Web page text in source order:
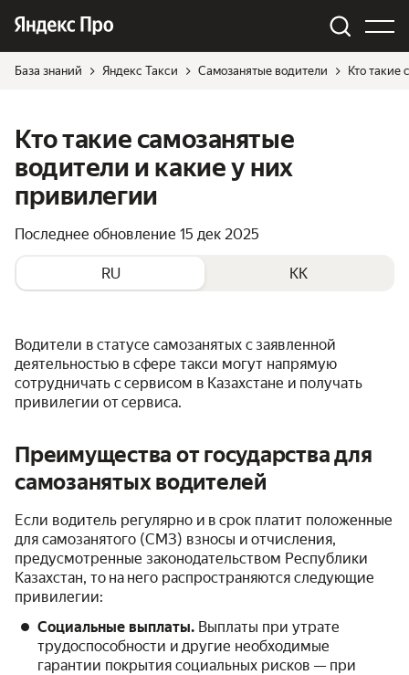
База знаний Яндекс Такси Самозанятые водители Кто такие
Кто такие самозанятые
водители и какие у них
привилегии
Последнее обновление 15 дек 2025
RU KK
Водители в статусе самозанятых с заявленной
деятельностью в сфере такси могут напрямую
сотрудничать с сервисом в Казахстане и получать
привилегии от сервиса.
Преимущества от государства для
самозанятых водителей
Если водитель регулярно и в срок платит положенные
для самозанятого (СМЗ) взносы и отчисления,
предусмотренные законодательством Республики
Казахстан, то на него распространяются следующие
привилегии:
Социальные выплаты. Выплаты при утрате
трудоспособности и другие необходимые
гарантии покрытия социальных рисков — при